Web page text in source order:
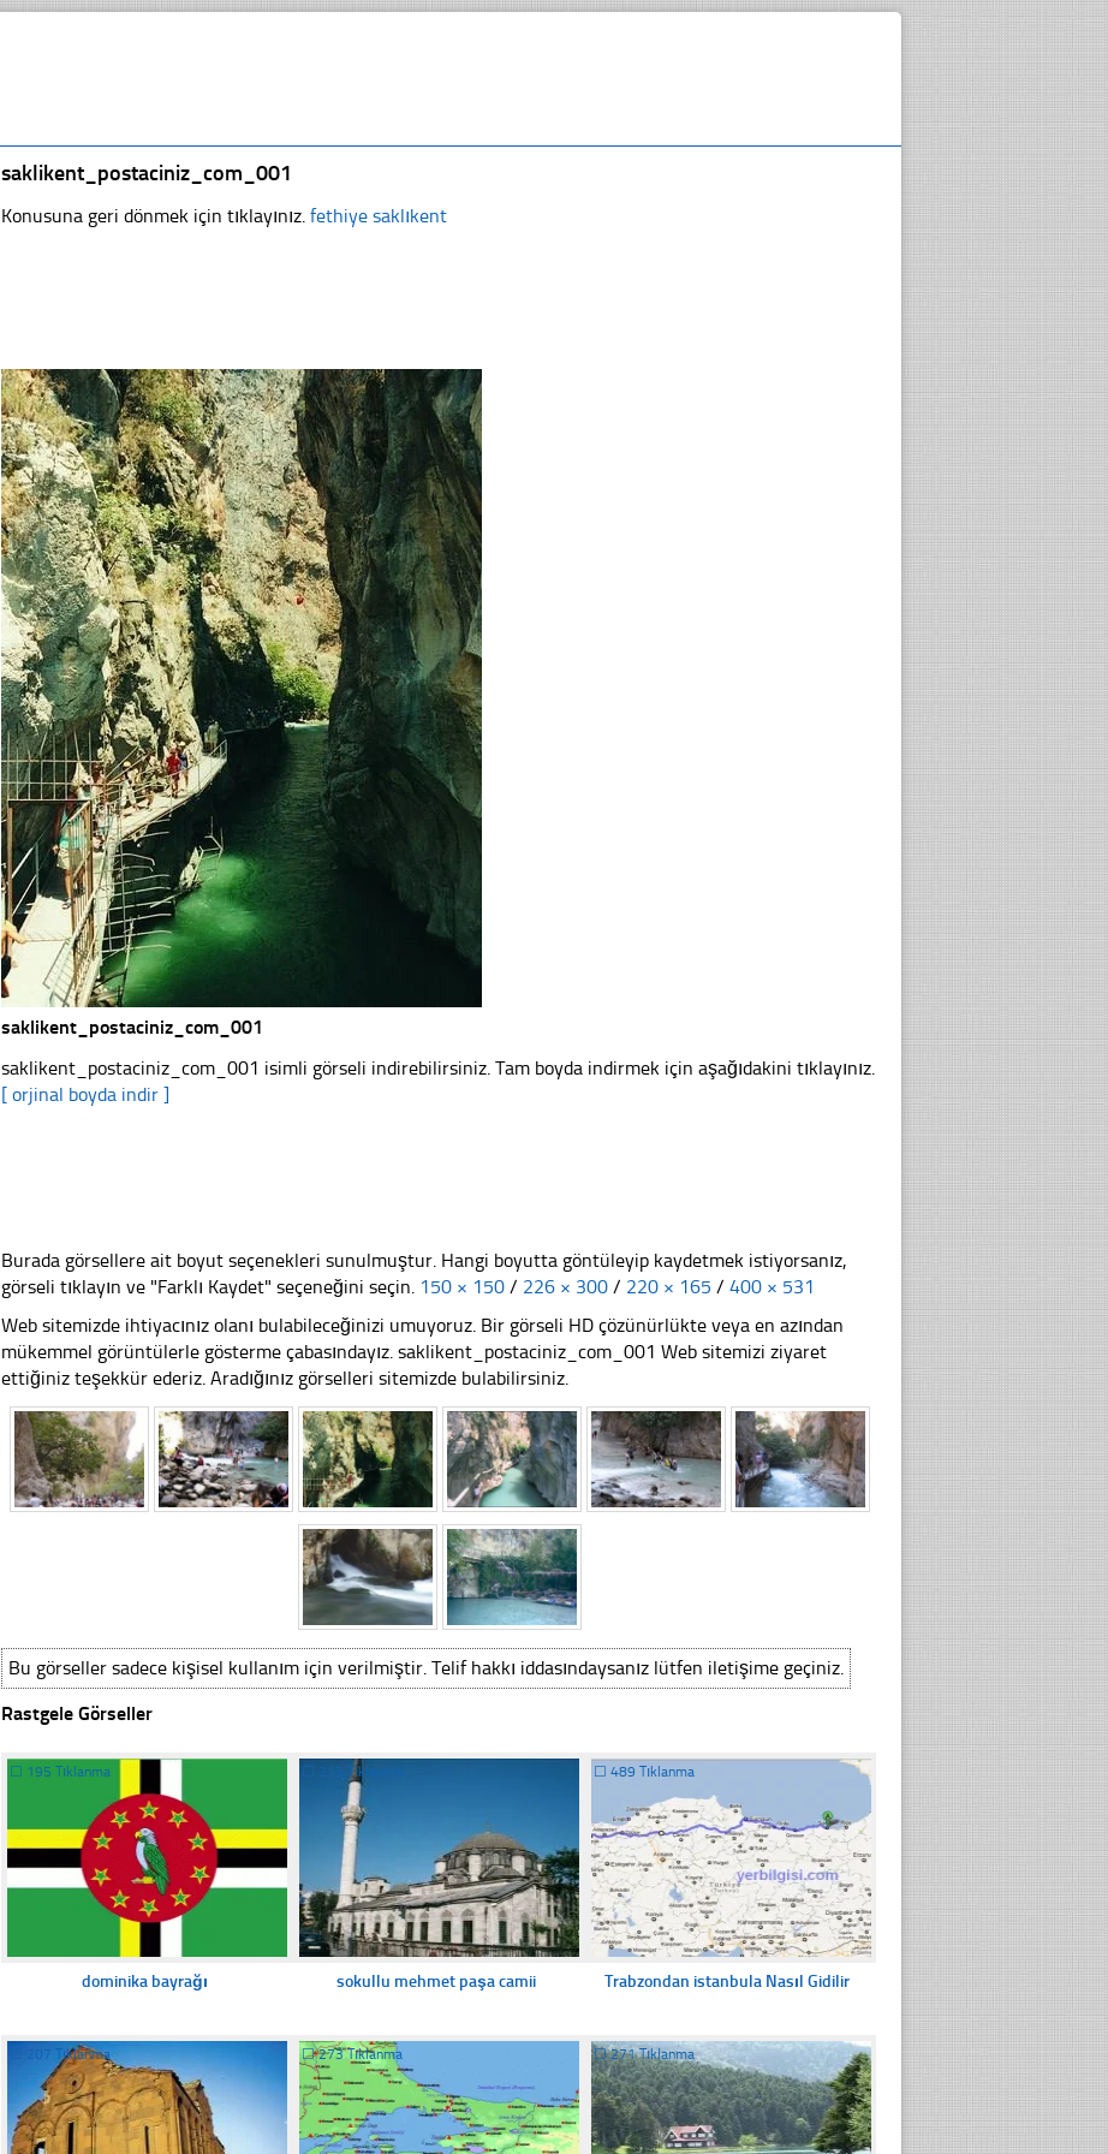
saklikent_postaciniz_com_001
Konusuna geri dönmek için tıklayınız.fethiye saklıkent
saklikent_postaciniz_com_001
saklikent_postaciniz_com_001 isimli görseli indirebilirsiniz. Tam boyda indirmek için aşağıdakini tıklayınız.
[ orjinal boyda indir ]
Burada görsellere ait boyut seçenekleri sunulmuştur. Hangi boyutta göntüleyip kaydetmek istiyorsanız,
görseli tıklayın ve "Farklı Kaydet" seçeneğini seçin. 150 × 150 / 226 × 300 / 220 × 165 / 400 × 531
Web sitemizde ihtiyacınız olanı bulabileceğinizi umuyoruz. Bir görseli HD çözünürlükte veya en azından
mükemmel görüntülerle gösterme çabasındayız. saklikent_postaciniz_com_001 Web sitemizi ziyaret
ettiğiniz teşekkür ederiz. Aradığınız görselleri sitemizde bulabilirsiniz.
Bu görseller sadece kişisel kullanım için verilmiştir. Telif hakkı iddasındaysanız lütfen iletişime geçiniz.
Rastgele Görseller
☐ 195 Tıklanma
dominika bayrağı
☐ 213 Tıklanma
sokullu mehmet paşa camii
☐ 489 Tıklanma
Trabzondan istanbula Nasıl Gidilir
207 Tıklanma ☐273 Tıklanma ☐271 Tıklanma